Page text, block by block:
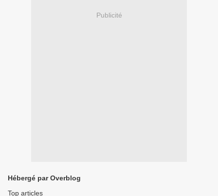
Publicité
Hébergé par Overblog
Top articles